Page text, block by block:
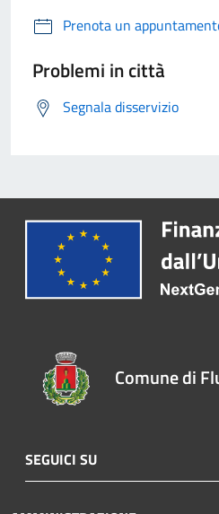
Prenota un
Problemi in città
Segnala disservizio
Comune di
SEGUICI SU